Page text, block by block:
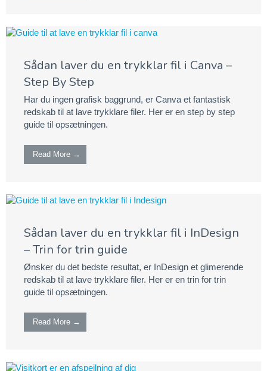
Sådan laver du en trykklar fil i Canva –
Step By Step
Har du ingen grafisk baggrund, er Canva et fantastisk
redskab til at lave trykklare filer. Her er en step by step
guide til opsætningen.
Read More →
Sådan laver du en trykklar fil i InDesign
– Trin for trin guide
Ønsker du det bedste resultat, er InDesign et glimerende
redskab til at lave trykklare filer. Her er en trin for trin
guide til opsætningen.
Read More →